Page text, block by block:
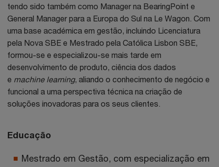
tendo sido também como Manager na BearingPoint e
General Manager para a Europa do Sul na Le Wagon. Com
uma base académica em gestão, incluindo Licenciatura
pela Nova SBE e Mestrado pela Católica Lisbon SBE,
formou-se e especializou-se mais tarde em
desenvolvimento de produto, ciência dos dados
e machine learning, aliando o conhecimento de negócio e
funcional a uma perspectiva técnica na criação de
soluções inovadoras para os seus clientes.
Educação
Mestrado em Gestão, com especialização em